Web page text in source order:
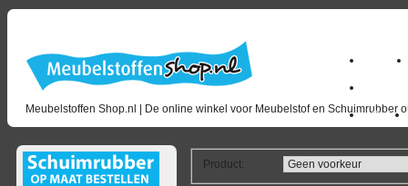
Meubelstoffen Shop.nl | De online winkel voor Meubelstof en Schuimrubber
Home
Outlet
Product: